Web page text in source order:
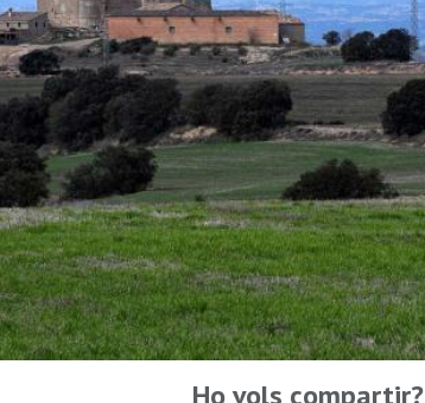
Ho vols compartir?